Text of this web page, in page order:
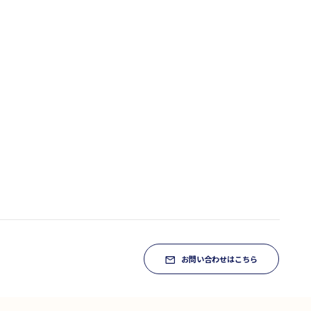
お問い合わせはこちら